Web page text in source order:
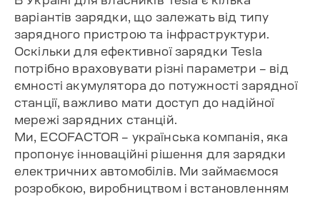
варіантів зарядки, що залежать від типу
зарядного пристрою та інфраструктури.
Оскільки для ефективної зарядки Tesla
потрібно враховувати різні параметри – від
ємності акумулятора до потужності зарядної
станції, важливо мати доступ до надійної
мережі зарядних станцій.
Ми, ECOFACTOR – українська компанія, яка
пропонує інноваційні рішення для зарядки
електричних автомобілів. Ми займаємося
розробкою, виробництвом і встановленням